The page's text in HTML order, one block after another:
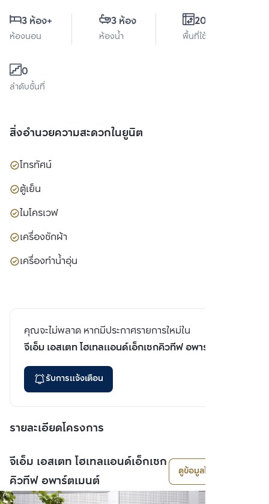
3 ห้อง+
ห้องนอน
3 ห้อง
ห้องน้ำ
200 ตร.ม.
พื้นที่ใช้สอย
0
ลำดับชั้นที่
สิ่งอำนวยความสะดวกในยูนิต
โทรทัศน์
ตู้เย็น
ไมโครเวฟ
เครื่องซักผ้า
เครื่องทำน้ำอุ่น
คุณจะไม่พลาด หากมีประกาศรายการใหม่ใน
จีเอ็ม เอสเตท โฮเทลแอนด์เอ็กเซกคิวทีฟ อพาร์ตเมนต์
รับการแจ้งเตือน
รายละเอียดโครงการ
จีเอ็ม เอสเตท โฮเทลแอนด์เอ็กเซก
คิวทีฟ อพาร์ตเมนต์
ดูข้อมูลโครงการ